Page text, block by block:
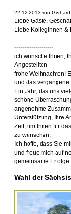
22.12.2013 von
Liebe Gäste,
Liebe Kolleginnen &
--------------------
ich wünsche Ihnen,
Angestellten
frohe Weihnachten!
und das vergangene
Ein Jahr, das uns
schöne
angenehme
Unterstützung, Ihre
Zeit, um Ihnen für
zu wünschen.
Ich hoffe, dass Sie
und freue mich auf
gemeinsame
Wahl der